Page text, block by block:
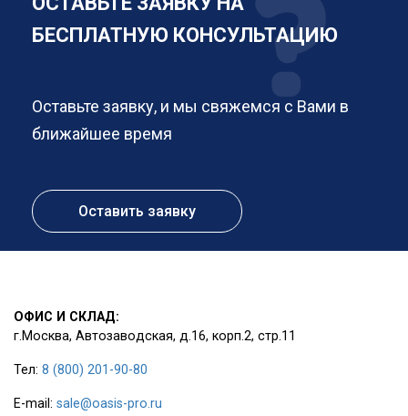
БЕСПЛАТНУЮ КОНСУЛЬТАЦИЮ
Оставьте заявку, и мы свяжемся с Вами в
ближайшее время
Оставить заявку
ОФИС И СКЛАД:
г.Москва, Автозаводская, д.16, корп.2, стр.11
Тел: 8 (800) 201-90-80
E-mail: sale@oasis-pro.ru